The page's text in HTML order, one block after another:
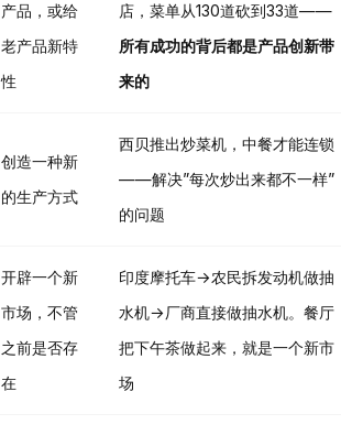
产品，或给
老产品新特
性
店，菜单从130道砍到33道——
所有成功的背后都是产品创新带
来的
创造一种新
的生产方式
西贝推出炒菜机，中餐才能连锁
——解决”每次炒出来都不一样”
的问题
开辟一个新
市场，不管
之前是否存
在
印度摩托车→农民拆发动机做抽
水机→厂商直接做抽水机。餐厅
把下午茶做起来，就是一个新市
场